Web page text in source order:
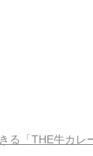
る「THE牛カ